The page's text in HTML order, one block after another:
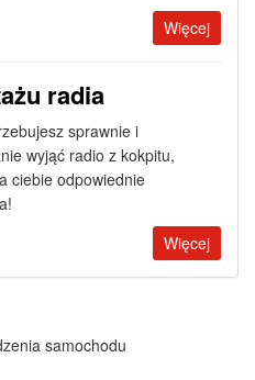
Więcej
radia
sprawnie i
wyjąć radio z kokpitu,
ciebie odpowiednie
Więcej
samochodu